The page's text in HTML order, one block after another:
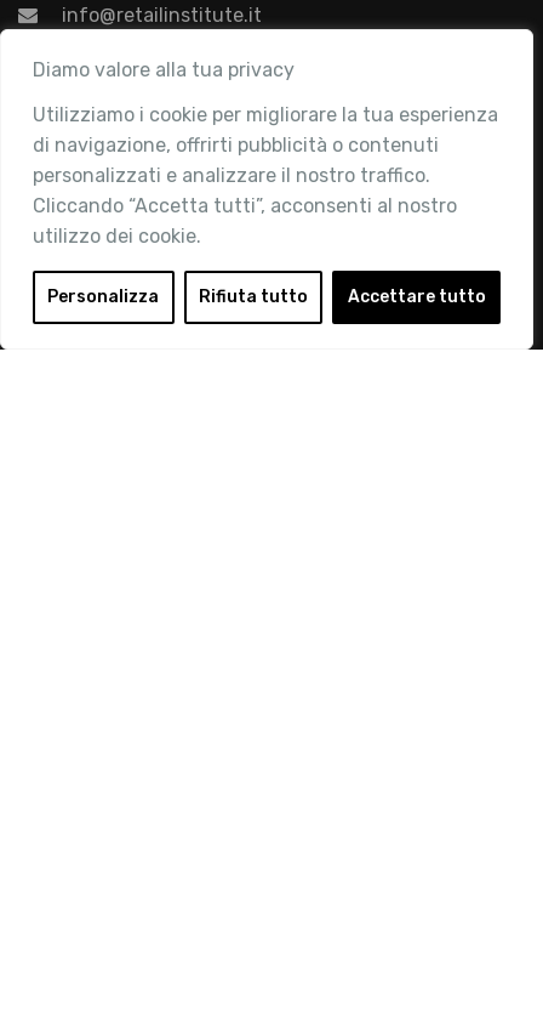
Diamo valore alla tua privacy
Utilizziamo i cookie per migliorare la tua esperienza
di navigazione, offrirti pubblicità o contenuti
personalizzati e analizzare il nostro traffico.
Cliccando “Accetta tutti”, acconsenti al nostro
utilizzo dei cookie.
Personalizza Rifiuta tutto Accettare tutto
info@retailinstitute.it
Associazione
Chi siamo
Attività
Contatti
Area Riservata
Login
Diventa Socio